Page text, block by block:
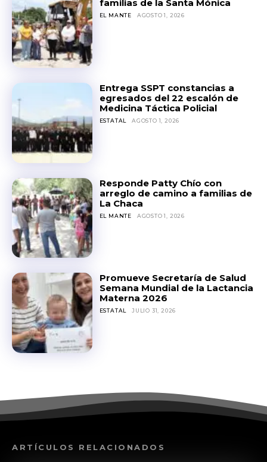
familias de la Santa Mónica
EL MANTE AGOSTO 1, 2026
Entrega SSPT constancias a
egresados del 22 escalón de
Medicina Táctica Policial
ESTATAL AGOSTO 1, 2026
Responde Patty Chío con
arreglo de camino a familias de
La Chaca
EL MANTE AGOSTO 1, 2026
Promueve Secretaría de Salud
Semana Mundial de la Lactancia
Materna 2026
ESTATAL JULIO 31, 2026
ARTÍCULOS RELACIONADOS